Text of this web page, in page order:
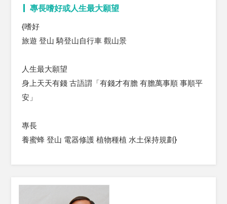
專長嗜好或人生最大願望
{嗜好
旅遊 登山 騎登山自行車 觀山景
人生最大願望
身上天天有錢 古語謂「有錢才有膽 有膽萬事順 事順平
安」
專長
養蜜蜂 登山 電器修護 植物種植 水土保持規劃}